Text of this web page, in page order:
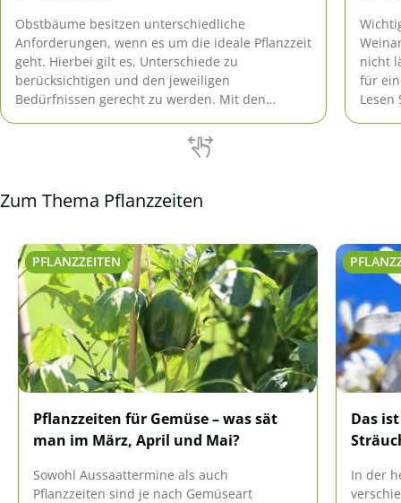
Obstbäume besitzen unterschiedliche
Anforderungen, wenn es um die ideale Pflanzzeit
geht. Hierbei gilt es, Unterschiede zu
berücksichtigen und den jeweiligen
Bedürfnissen gerecht zu werden. Mit den
nicht
für
Zum Thema Pflanzzeiten
PFLANZZEITEN
Pflanzzeiten für Gemüse – was sät
man im März, April und Mai?
Sowohl Aussaattermine als auch
Pflanzzeiten sind je nach Gemüseart
Das
In der